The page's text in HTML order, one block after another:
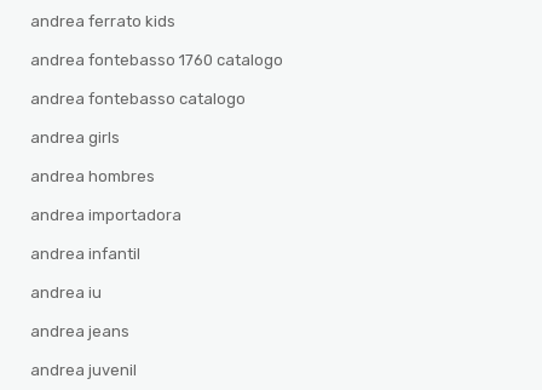
andrea ferrato kids
andrea fontebasso 1760 catalogo
andrea fontebasso catalogo
andrea girls
andrea hombres
andrea importadora
andrea infantil
andrea iu
andrea jeans
andrea juvenil